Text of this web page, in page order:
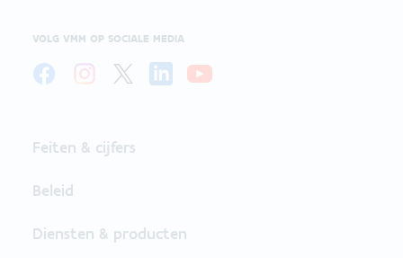
VOLG VMM OP SOCIALE MEDIA
Feiten & cijfers
Beleid
Diensten & producten